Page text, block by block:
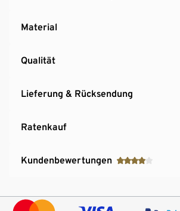
Material
Qualität
Lieferung & Rücksendung
Ratenkauf
Kundenbewertungen